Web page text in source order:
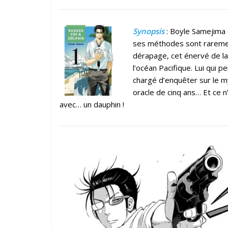
Synopsis: Boyle Samejima
ses méthodes sont
dérapage, cet énervé de
l’océan Pacifique. Lui qui
chargé d’enquêter sur le
oracle de cinq ans… Et ce
avec… un dauphin !